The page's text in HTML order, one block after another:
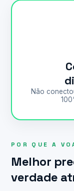
Não
POR QUE A
Melhor
verdade